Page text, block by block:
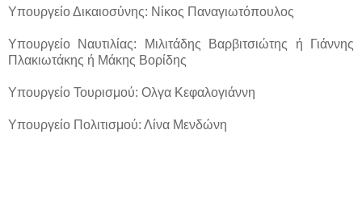
Υπουργείο Δικαιοσύνης: Νίκος Παναγιωτόπουλος
Υπουργείο Ναυτιλίας: Μιλιτάδης Βαρβιτσιώτης ή Γιάννης
Πλακιωτάκης ή Μάκης Βορίδης
Υπουργείο Τουρισμού: Ολγα Κεφαλογιάννη
Υπουργείο Πολιτισμού: Λίνα Μενδώνη